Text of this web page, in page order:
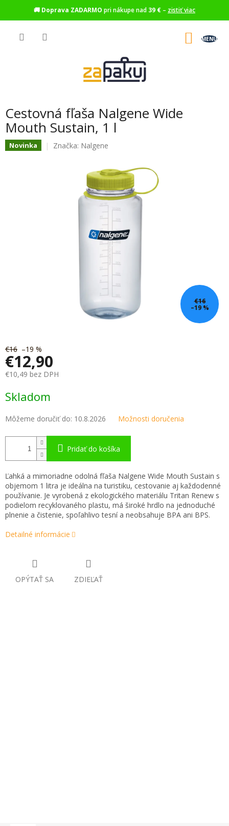
🚚 Doprava ZADARMO pri nákupe nad 39 € – zistiť viac
Cestovná fľaša Nalgene Wide
Mouth Sustain, 1 l
Novinka Značka: Nalgene
€16
–19 %
€16 –19 %
€12,90
€10,49 bez DPH
cena:
Skladom
Môžeme doručiť do: 10.8.2026 Možnosti doručenia
Pridať do košíka
Ľahká a mimoriadne odolná fľaša Nalgene Wide Mouth Sustain s
objemom 1 litra je ideálna na turistiku, cestovanie aj každodenné
používanie. Je vyrobená z ekologického materiálu Tritan Renew s
podielom recyklovaného plastu, má široké hrdlo na jednoduché
plnenie a čistenie, spoľahlivo tesní a neobsahuje BPA ani BPS.
Detailné informácie
OPÝTAŤ SA ZDIEĽAŤ